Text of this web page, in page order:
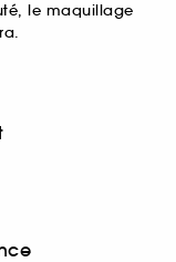
le maquillage